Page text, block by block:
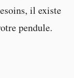
il existe
pendule.